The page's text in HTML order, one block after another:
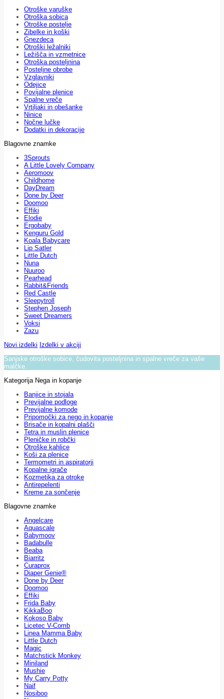
Otroške varuške
Otroška sobica
Otroške postelje
Zibelke in koški
Gnezdeca
Otroški ležalniki
Ležišča in vzmetnice
Otroška posteljnina
Posteljne obrobe
Vzglavniki
Odejice
Povijalne plenice
Spalne vreče
Vrtiljaki in obešanke
Ninice
Nočne lučke
Dodatki in dekoracije
Blagovne znamke
3Sprouts
A Little Lovely Company
Aeromoov
Childhome
DayDream
Done by Deer
Doomoo
Effiki
Elodie
Ergobaby
Kenguru Gold
Koala Babycare
Lip Satler
Little Dutch
Nuna
Nuuroo
Pearhead
Rabbit&Friends
Red Castle
Sleepytroll
Stephen Joseph
Sweet Dreamers
Voksi
Zazu
Novi izdelki Izdelki v akciji
Sanjske otroške sobice, čudovita posteljnina in spalne vreče za vaše
malčke.
Kategorija Nega in kopanje
Banjice in stojala
Previjalne podloge
Previjalne komode
Pripomočki za nego in kopanje
Brisače in kopalni plašči
Tetra in muslin plenice
Pleničke in robčki
Otroške kahlice
Koši za plenice
Termometri in aspiratorji
Kopalne igrače
Kozmetika za otroke
Antirepelenti
Kreme za sončenje
Blagovne znamke
Angelcare
Aquascale
Babymoov
Badabulle
Beaba
Biarritz
Curaprox
Diaper Genie®
Done by Deer
Doomoo
Effiki
Frida Baby
KikkaBoo
Kokoso Baby
Licetec V-Comb
Linea Mamma Baby
Little Dutch
Magic
Matchstick Monkey
Miniland
Mushie
My Carry Potty
Naif
Nosiboo